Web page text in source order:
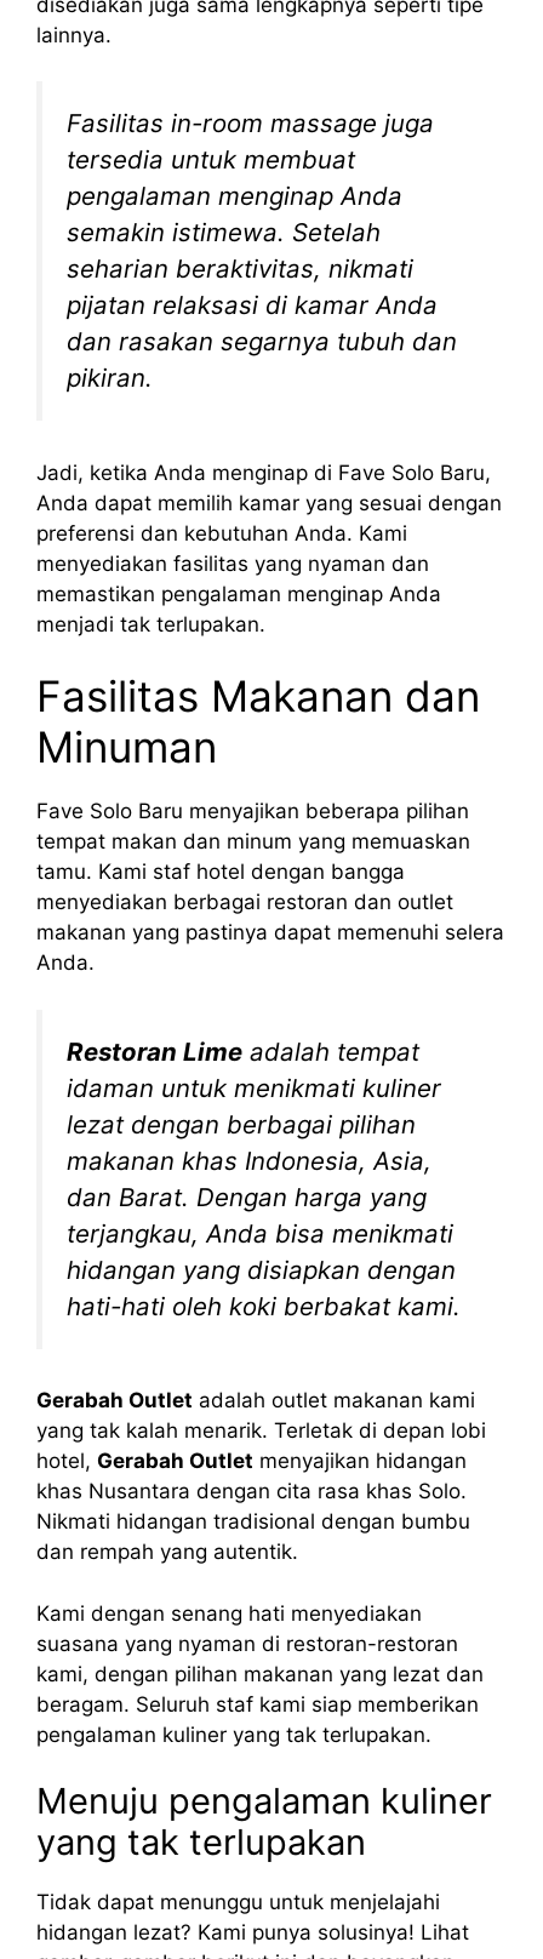
lainnya.
Fasilitas in-room massage juga
tersedia untuk membuat
pengalaman menginap Anda
semakin istimewa. Setelah
seharian beraktivitas, nikmati
pijatan relaksasi di kamar Anda
dan rasakan segarnya tubuh dan
pikiran.
Jadi, ketika Anda menginap di Fave Solo Baru,
Anda dapat memilih kamar yang sesuai dengan
preferensi dan kebutuhan Anda. Kami
menyediakan fasilitas yang nyaman dan
memastikan pengalaman menginap Anda
menjadi tak terlupakan.
Fasilitas Makanan dan
Minuman
Fave Solo Baru menyajikan beberapa pilihan
tempat makan dan minum yang memuaskan
tamu. Kami staf hotel dengan bangga
menyediakan berbagai restoran dan outlet
makanan yang pastinya dapat memenuhi selera
Anda.
Restoran Lime adalah tempat
idaman untuk menikmati kuliner
lezat dengan berbagai pilihan
makanan khas Indonesia, Asia,
dan Barat. Dengan harga yang
terjangkau, Anda bisa menikmati
hidangan yang disiapkan dengan
hati-hati oleh koki berbakat kami.
Gerabah Outlet adalah outlet makanan kami
yang tak kalah menarik. Terletak di depan lobi
hotel, Gerabah Outlet menyajikan hidangan
khas Nusantara dengan cita rasa khas Solo.
Nikmati hidangan tradisional dengan bumbu
dan rempah yang autentik.
Kami dengan senang hati menyediakan
suasana yang nyaman di restoran-restoran
kami, dengan pilihan makanan yang lezat dan
beragam. Seluruh staf kami siap memberikan
pengalaman kuliner yang tak terlupakan.
Menuju pengalaman kuliner
yang tak terlupakan
Tidak dapat menunggu untuk menjelajahi
hidangan lezat? Kami punya solusinya! Lihat